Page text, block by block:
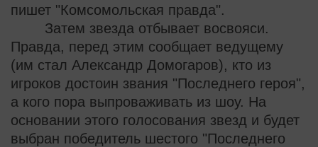
пишет "Комсомольская правда".
Затем звезда отбывает восвояси.
Правда, перед этим сообщает ведущему
(им стал Александр Домогаров), кто из
игроков достоин звания "Последнего героя",
а кого пора выпроваживать из шоу. На
основании этого голосования звезд и будет
выбран победитель шестого "Последнего